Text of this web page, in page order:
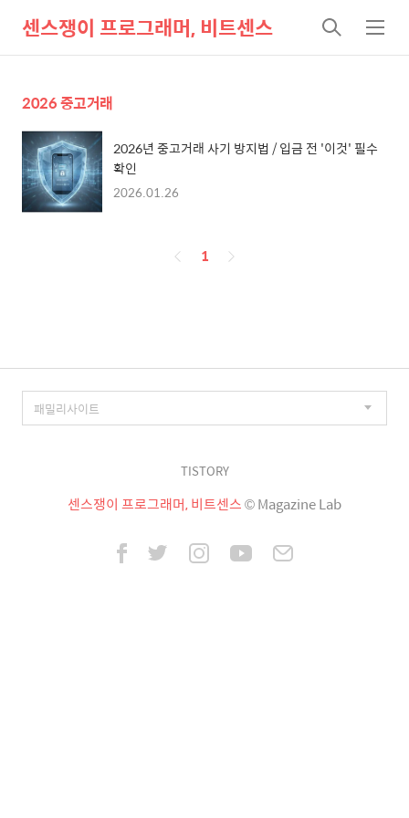
센스쟁이 프로그래머, 비트센스
검
색
메
뉴
2026 중고거래
2026년 중고거래 사기 방지법 / 입금 전 '이것' 필수
확인
2026.01.26
페
1
TISTORY
센스쟁이 프로그래머, 비트센스© Magazine Lab